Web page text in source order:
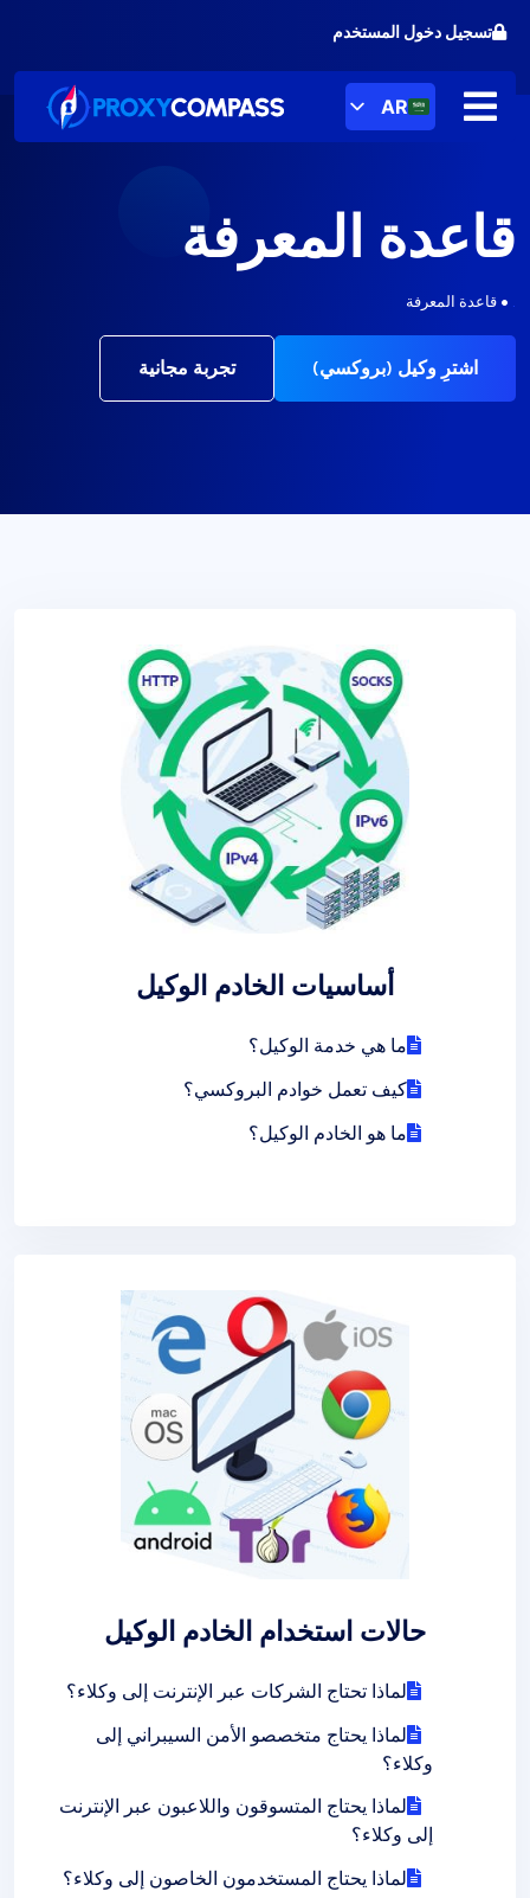
الى
المحتوى
تسجيل دخول المستخدم
AR
قاعدة المعرفة
• قاعدة المعرفة
اشترِ وكيل (بروكسي) تجربة مجانية
أساسيات الخادم الوكيل
ما هي خدمة الوكيل؟
كيف تعمل خوادم البروكسي؟
ما هو الخادم الوكيل؟
حالات استخدام الخادم الوكيل
لماذا تحتاج الشركات عبر الإنترنت إلى وكلاء؟
لماذا يحتاج متخصصو الأمن السيبراني إلى
وكلاء؟
لماذا يحتاج المتسوقون واللاعبون عبر الإنترنت
إلى وكلاء؟
لماذا يحتاج المستخدمون الخاصون إلى وكلاء؟